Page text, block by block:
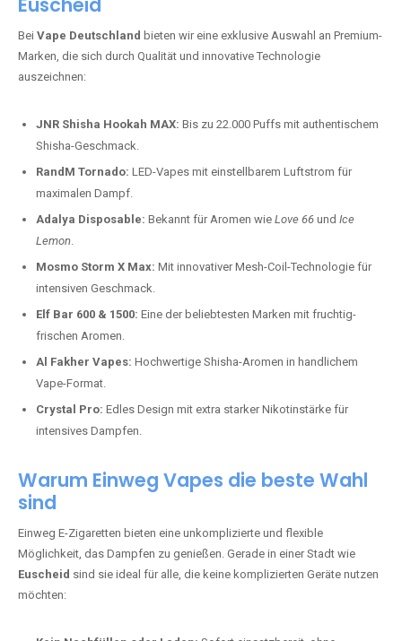
Bei Vape Deutschland bieten wir eine exklusive Auswahl an Premium-
Marken, die sich durch Qualität und innovative Technologie
auszeichnen:
JNR Shisha Hookah MAX: Bis zu 22.000 Puffs mit authentischem
Shisha-Geschmack.
RandM Tornado: LED-Vapes mit einstellbarem Luftstrom für
maximalen Dampf.
Adalya Disposable: Bekannt für Aromen wie Love 66 und Ice
Lemon.
Mosmo Storm X Max: Mit innovativer Mesh-Coil-Technologie für
intensiven Geschmack.
Elf Bar 600 & 1500: Eine der beliebtesten Marken mit fruchtig-
frischen Aromen.
Al Fakher Vapes: Hochwertige Shisha-Aromen in handlichem
Vape-Format.
Crystal Pro: Edles Design mit extra starker Nikotinstärke für
intensives Dampfen.
Warum Einweg Vapes die beste Wahl
sind
Einweg E-Zigaretten bieten eine unkomplizierte und flexible
Möglichkeit, das Dampfen zu genießen. Gerade in einer Stadt wie
Euscheid sind sie ideal für alle, die keine komplizierten Geräte nutzen
möchten: